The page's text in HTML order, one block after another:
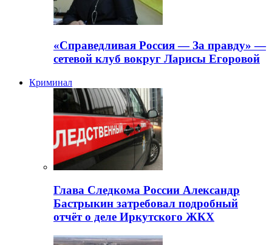
«Справедливая Россия — За правду» —
сетевой клуб вокруг Ларисы Егоровой
Криминал
Глава Следкома России Александр
Бастрыкин затребовал подробный
отчёт о деле Иркутского ЖКХ